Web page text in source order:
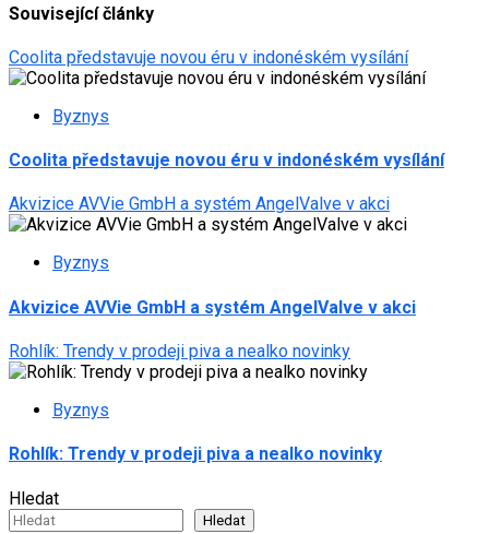
Související články
Coolita představuje novou éru v indonéském vysílání
Byznys
Coolita představuje novou éru v indonéském vysílání
Akvizice AVVie GmbH a systém AngelValve v akci
Byznys
Akvizice AVVie GmbH a systém AngelValve v akci
Rohlík: Trendy v prodeji piva a nealko novinky
Byznys
Rohlík: Trendy v prodeji piva a nealko novinky
Hledat
Hledat